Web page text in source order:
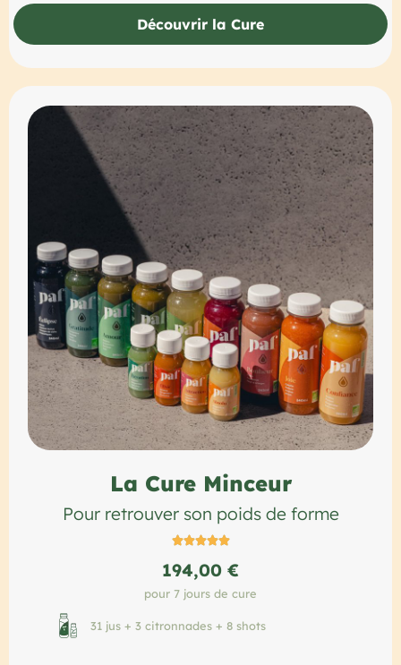
Découvrir la Cure
La Cure Minceur
Pour retrouver son poids de forme

194,00 €
pour 7 jours de cure
31 jus + 3 citronnades + 8 shots